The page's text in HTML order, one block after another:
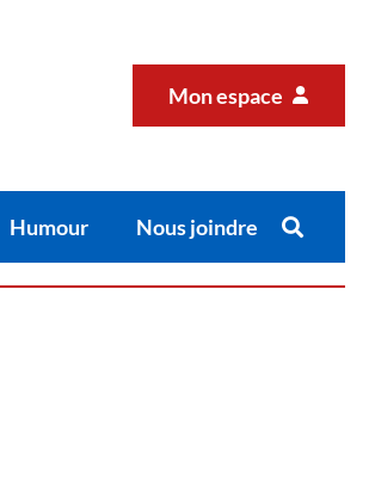
Mon espace
Humour Nous joindre